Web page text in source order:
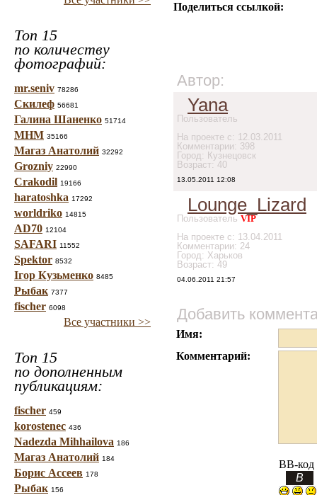
Топ 15
по количеству
фотографий:
mr.seniv 78286
Скилеф 56681
Галина Шаненко 51714
МНМ 35166
Магаз Анатолий 32292
Grozniy 22990
Crakodil 19166
haratoshka 17292
worldriko 14815
AD70 12104
SAFARI 11552
Spektor 8532
Ігор Кузьменко 8485
Рыбак 7377
fischer 6098
Все участники >>
Топ 15
по дополненным
публикациям:
fischer 459
korostenec 436
Nadezda Mihhailova 186
Магаз Анатолий 184
Борис Ассеев 178
Рыбак 156
Поделиться ссылкой:
Автор:
Yana
Пользователь
На проекте с: 12.03.2011
Комментарии: 398
Город: Кузнецовск
Возраст: 40
13.05.2011 12:08
Lounge_Lizard
Пользователь VIP
На проекте с: 13.04.2011
Комментарии: 24
Город: Харьков
Возраст: 49
04.06.2011 21:57
Добавить
Имя:
Комментарий:
BB-код